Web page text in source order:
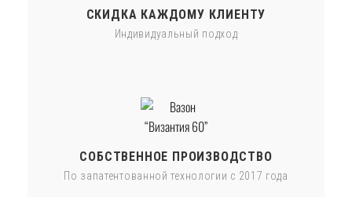
СКИДКА КАЖДОМУ КЛИЕНТУ
Индивидуальный подход
СОБСТВЕННОЕ ПРОИЗВОДСТВО
По запатентованной технологии с 2017 года